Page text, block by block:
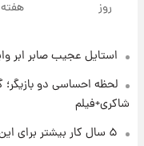
۱ روز پیش
۱ روز پیش
روز هفته
استایل عجیب صابر ابر
لحظه احساسی دو
شاکری+فیلم
۵ سال کار بیشتر برای این گروه از متقاضیان بازنشستگی